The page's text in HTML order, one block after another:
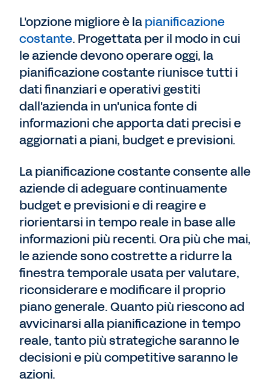
L'opzione migliore è lapianificazione
costante. Progettata per il modo in cui
le aziende devono operare oggi, la
pianificazione costante riunisce tutti i
dati finanziari e operativi gestiti
dall'azienda in un'unica fonte di
informazioni che apporta dati precisi e
aggiornati a piani, budget e previsioni.
La pianificazione costante consente alle
aziende di adeguare continuamente
budget e previsioni e di reagire e
riorientarsi in tempo reale in base alle
informazioni più recenti. Ora più che mai,
le aziende sono costrette a ridurre la
finestra temporale usata per valutare,
riconsiderare e modificare il proprio
piano generale. Quanto più riescono ad
avvicinarsi alla pianificazione in tempo
reale, tanto più strategiche saranno le
decisioni e più competitive saranno le
azioni.